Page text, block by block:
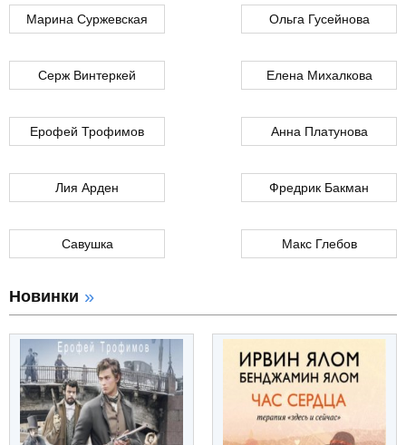
Марина Суржевская Ольга Гусейнова
Серж Винтеркей Елена Михалкова
Ерофей Трофимов Анна Платунова
Лия Арден Фредрик Бакман
Савушка Макс Глебов
Новинки